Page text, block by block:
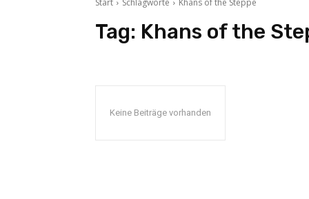
Start Schlagworte Khans of the Steppe
Tag: Khans of the
Keine Beiträge vorhanden